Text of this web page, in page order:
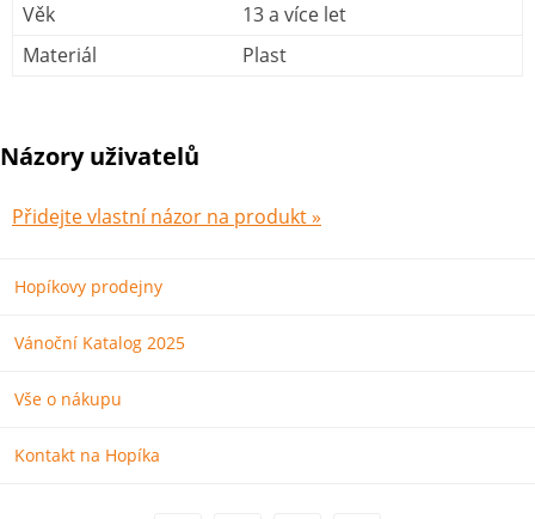
Věk
13 a více let
Materiál
Plast
Názory uživatelů
Přidejte vlastní názor na produkt »
Hopíkovy prodejny
Vánoční Katalog 2025
Vše o nákupu
Kontakt na Hopíka